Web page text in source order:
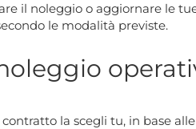
il noleggio o aggiornare le
le modalità previste.
la scegli tu, in base